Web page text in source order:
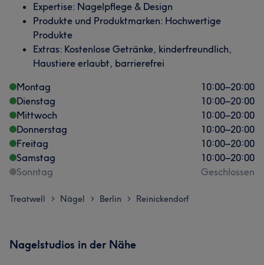
Expertise: Nagelpflege & Design
Produkte und Produktmarken: Hochwertige
Produkte
Extras: Kostenlose Getränke, kinderfreundlich,
Haustiere erlaubt, barrierefrei
Montag
10:00–20:00
Dienstag
10:00–20:00
Mittwoch
10:00–20:00
Donnerstag
10:00–20:00
Freitag
10:00–20:00
Samstag
10:00–20:00
Sonntag
Geschlossen
Treatwell > Nägel > Berlin > Reinickendorf
Nagelstudios in der Nähe